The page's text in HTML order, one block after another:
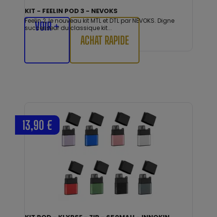
KIT - FEELIN POD 3 - NEVOKS
Feelin 2, le nouveau kit MTL et DTL par NEVOKS. Digne
successeur du classique kit...
VOIR +
ACHAT RAPIDE
13,90 €